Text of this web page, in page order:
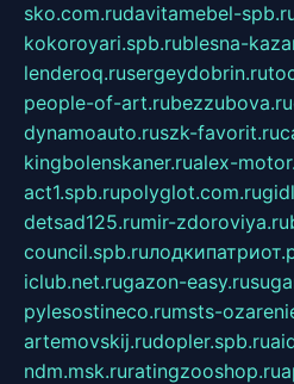
sko.com.rudavitamebel-
kokoroyari.spb.rublesna-
lenderoq.rusergeydobrin.ru
people-of-art.rubezzubova.ru
dynamoauto.ruszk-favorit.ru
kingbolenskaner.rualex-
act1.spb.rupolyglot.com.ru
detsad125.rumir-zdoroviya.ru
council.spb.ru
iclub.net.rugazon-easy.ru
pylesostineco.rumsts-
artemovskij.rudopler.spb.ru
ndm.msk.ruratingzooshop.ru